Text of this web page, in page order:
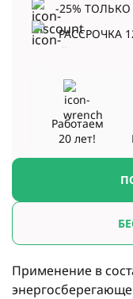
-25%
РАССРОЧКА
Работаем
20 лет!
Применение в